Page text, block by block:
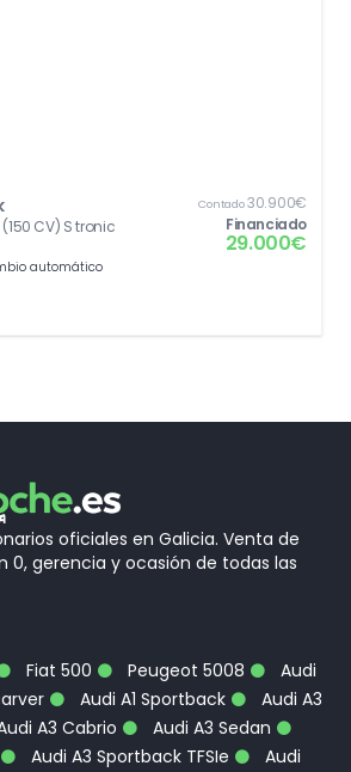
(150 CV) S tronic
Contado30.900€
Financiado
29.000€
automático
oficiales en Galicia. Venta de
0, gerencia y ocasión de todas las
Fiat 500 Peugeot 5008
Audi
Audi A1 Sportback
Audi A3
A3 Cabrio
Audi A3 Sedan
Audi A3 Sportback TFSIe Audi